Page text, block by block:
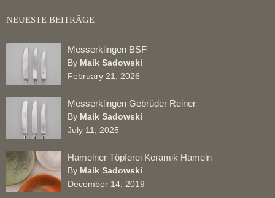
NEUESTE BEITRÄGE
Messerklingen BSF
By Maik Sadowski
February 21, 2026
Messerklingen Gebrüder Reiner
By Maik Sadowski
July 11, 2025
Hamelner Töpferei Keramik Hameln
By Maik Sadowski
December 14, 2019